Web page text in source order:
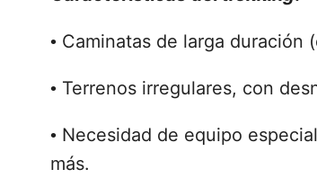
•Caminatas de larga duración
•Terrenos irregulares, con
•Necesidad de equipo
más.